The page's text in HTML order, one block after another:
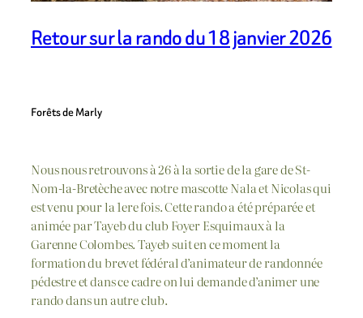
Retour sur la rando du 18 janvier 2026
Forêts de Marly
Nous nous retrouvons à 26 à la sortie de la gare de St-
Nom-la-Bretèche avec notre mascotte Nala et Nicolas qui
est venu pour la 1ere fois. Cette rando a été préparée et
animée par Tayeb du club Foyer Esquimaux à la
Garenne Colombes. Tayeb suit en ce moment la
formation du brevet fédéral d’animateur de randonnée
pédestre et dans ce cadre on lui demande d’animer une
rando dans un autre club.